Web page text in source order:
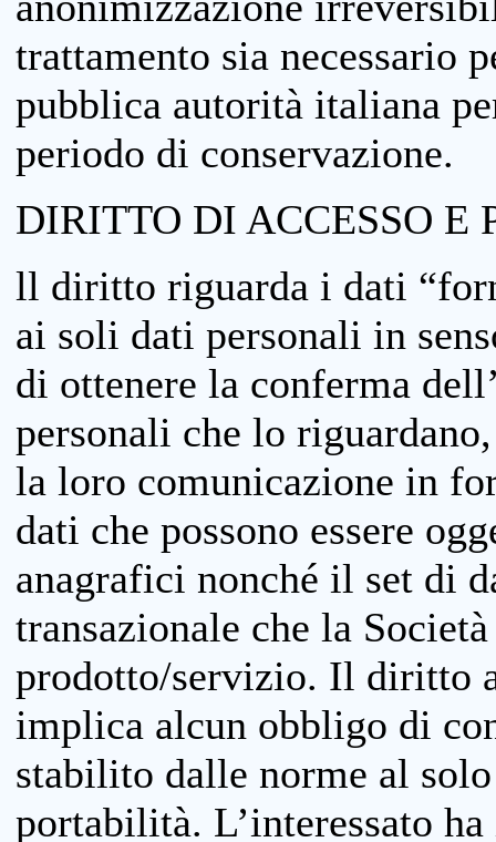
trattamento sia necessario
pubblica autorità italiana
periodo di conservazione.
DIRITTO DI ACCESSO
ll diritto riguarda i dati
ai soli dati personali in
di ottenere la conferma
personali che lo
la loro comunicazione in
dati che possono essere
anagrafici nonché il set di
transazionale che la
prodotto/servizio. Il diritto
implica alcun obbligo di
stabilito dalle norme al
portabilità. L’interessato